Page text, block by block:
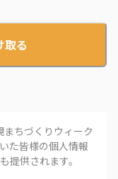
取る
まちづくりウィーク
た皆様の個人情報
提供されます。